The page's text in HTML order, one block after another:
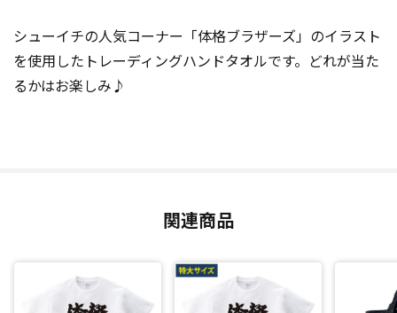
シューイチの人気コーナー「体格ブラザーズ」のイラスト
を使用したトレーディングハンドタオルです。どれが当た
るかはお楽しみ♪
関連商品